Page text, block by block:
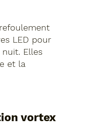
LED pour
Elles
et la
vortex